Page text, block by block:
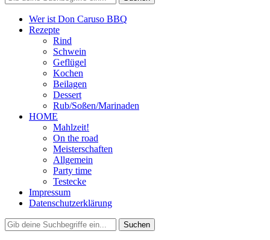
Wer ist Don Caruso BBQ
Rezepte
Rind
Schwein
Geflügel
Kochen
Beilagen
Dessert
Rub/Soßen/Marinaden
HOME
Mahlzeit!
On the road
Meisterschaften
Allgemein
Party time
Testecke
Impressum
Datenschutzerklärung